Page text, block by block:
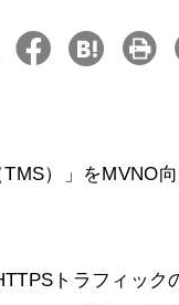
）」をMVNO
トラフィック